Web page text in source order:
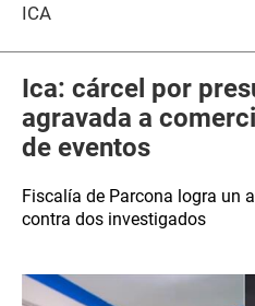
ICA
Ica: cárcel por
agravada a
de eventos
Fiscalía de Parcona logra un
contra dos investigados